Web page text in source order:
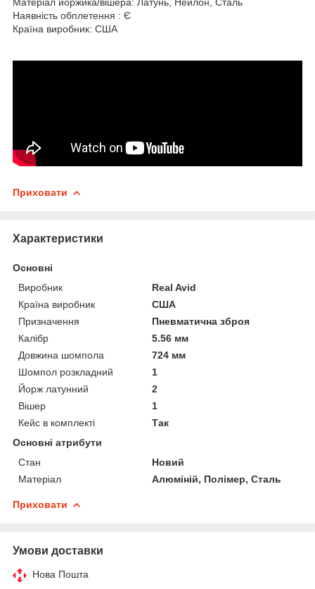
Наявність обплетення : Є
Країна виробник: США
Приховати
Характеристики
Основні
Виробник
Real Avid
Країна виробник
США
Призначення
Пневматична зброя
Калібр
5.56 мм
Довжина шомпола
724 мм
Шомпол розкладний
1
Йорж латунний
2
Вішер
1
Кейс в комплекті
Так
Основні атрибути
Стан
Новий
Матеріал
Алюміній, Полімер, Сталь
Приховати
Умови доставки
Нова Пошта